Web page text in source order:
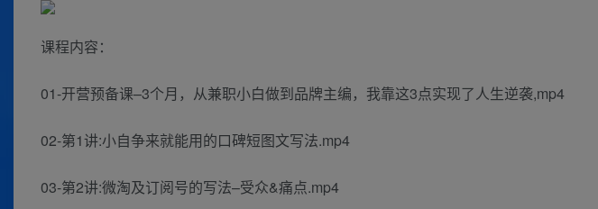
课程内容：
01-开营预备课–3个月，从兼职小白做到品牌主编，我靠这3点实现了人生逆袭,mp4
02-第1讲:小自争来就能用的口碑短图文写法.mp4
03-第2讲:微淘及订阅号的写法–受众&痛点.mp4